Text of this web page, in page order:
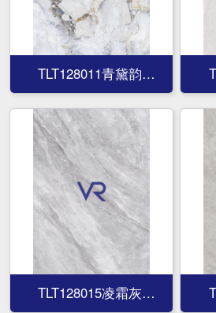
TLT128011青黛韵
TLT128015凌霜灰